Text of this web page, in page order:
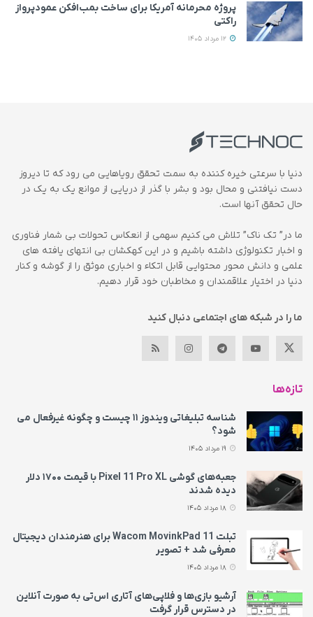
پروژه محرمانه آمریکا برای ساخت بمب‌افکن عمودپرواز
راکتی
دنیا با سرعتی خیره کننده به سمت تحقق رویاهایی می رود که تا دیروز
دست نیافتنی و محال بود و بشر با گذر از دریایی از موانع یک به یک در
حال تحقق آنها است.
ما در” تک ناک” تلاش می کنیم سهمی از انعکاس تحولات بی شمار فناوری
و اخبار تکنولوژی داشته باشیم و در این کهکشان بی انتهای یافته های
علمی و دانش محور محتوایی قابل اتکاء و اخباری موثق را از گوشه و کنار
دنیا در اختیار علاقمندان و مخاطبان خود قرار دهیم.
ما را در شبکه های اجتماعی دنبال کنید
تازه‌ها
شناسه تبلیغاتی ویندوز ۱۱ چیست و چگونه غیرفعال می‌
شود؟
جعبه‌های گوشی Pixel 11 Pro XL با قیمت ۱۷۰۰ دلار
دیده شدند
تبلت Wacom MovinkPad 11 برای هنرمندان دیجیتال
معرفی شد + تصویر
آرشیو بازی‌ها و فلاپی‌های آتاری اس‌تی به‌ صورت آنلاین
در دسترس قرار گرفت